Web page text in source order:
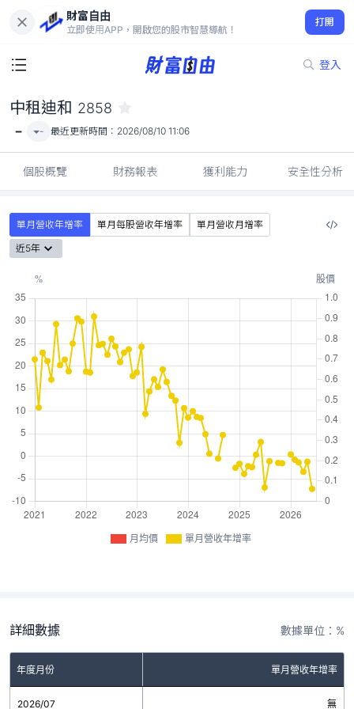
財富自由
立即使用APP，開啟您的股市智慧導航！
打開
登入
-
中租迪和 2858
- - 最近更新時間： 2026/08/10 11:06
個股概覽 財務報表 獲利能力 安全性分析
單月營收年增率 單月每股營收年增率
單月營收月增率
近5年
月均價 單月營收年增率
詳細數據 數據單位：%
年度月份 單月營收年增率
2026/07 無